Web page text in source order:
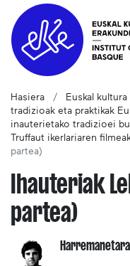
Hasiera Euskal kultura
tradizioak eta praktikak
inauterietako tradizioei
Truffaut ikerlariaren
partea)
Ihauteriak
partea)